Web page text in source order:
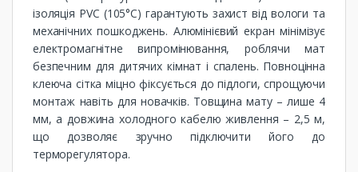
ізоляція PVC (105°C) гарантують захист від вологи та
механічних пошкоджень. Алюмінієвий екран мінімізує
електромагнітне випромінювання, роблячи мат
безпечним для дитячих кімнат і спалень. Повноцінна
клеюча сітка міцно фіксується до підлоги, спрощуючи
монтаж навіть для новачків. Товщина мату – лише 4
мм, а довжина холодного кабелю живлення – 2,5 м,
що дозволяє зручно підключити його до
терморегулятора.